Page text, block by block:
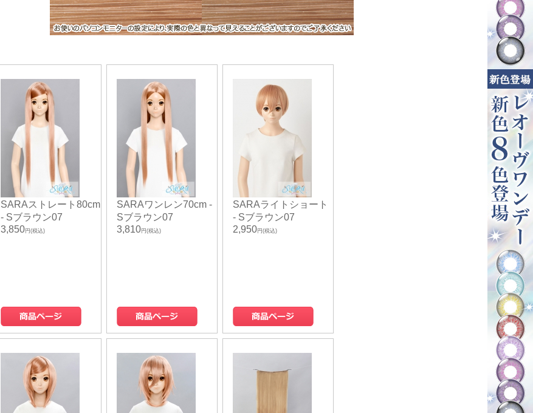
SARAストレート80cm
- Sブラウン07
3,850円(税込)
SARAワンレン70cm -
Sブラウン07
3,810円(税込)
SARAライトショート
- Sブラウン07
2,950円(税込)